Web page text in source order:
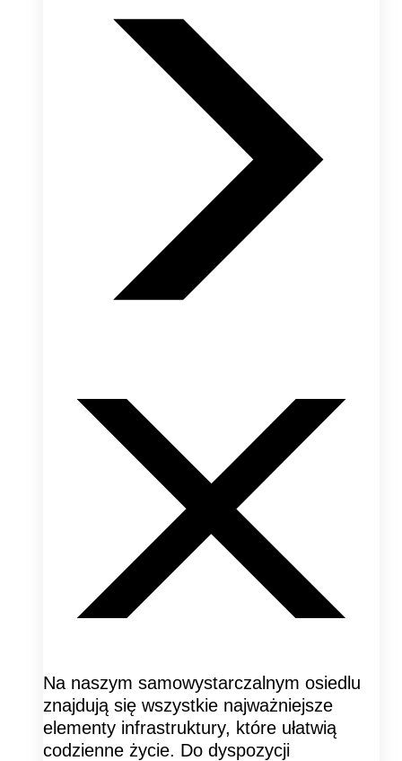
Na naszym samowystarczalnym osiedlu
znajdują się wszystkie najważniejsze
elementy infrastruktury, które ułatwią
codzienne życie. Do dyspozycji